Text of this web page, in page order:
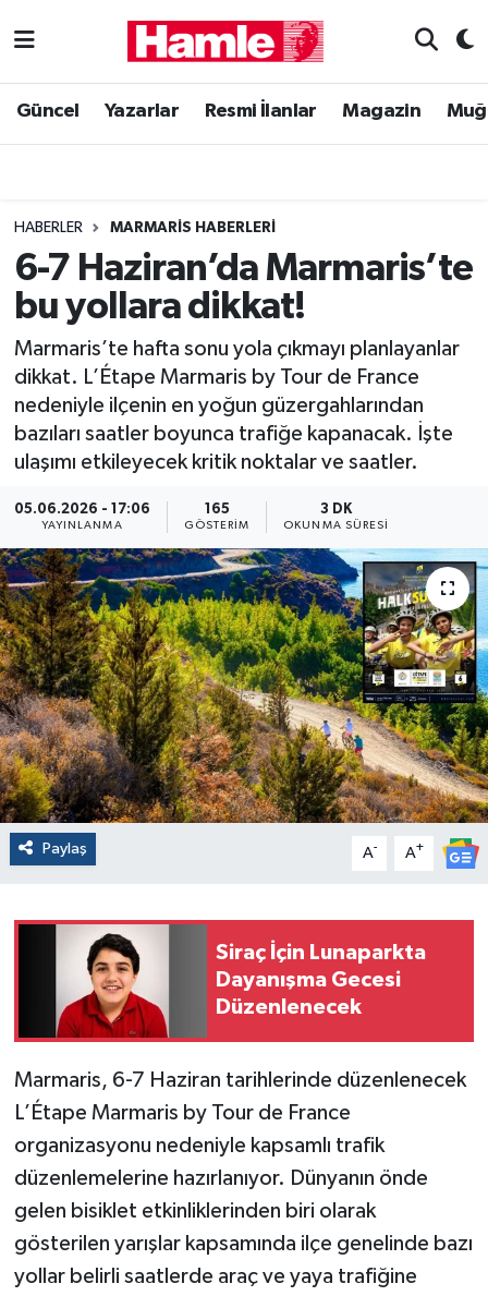
Güncel Yazarlar Resmi İlanlar Magazin
HABERLER MARMARIS HABERLERI
6-7 Haziran’da Marmaris’te
bu yollara dikkat!
Marmaris’te hafta sonu yola çıkmayı planlayanlar
dikkat. L’Étape Marmaris by Tour de France
nedeniyle ilçenin en yoğun güzergahlarından
bazıları saatler boyunca trafiğe kapanacak. İşte
ulaşımı etkileyecek kritik noktalar ve saatler.
05.06.2026 - 17:06
YAYINLANMA
165
GÖSTERIM
3 DK
OKUNMA SÜRESI
Paylaş A- A+
Siraç İçin Lunaparkta
Dayanışma Gecesi
Düzenlenecek
Marmaris, 6-7 Haziran tarihlerinde düzenlenecek
L’Étape Marmaris by Tour de France
organizasyonu nedeniyle kapsamlı trafik
düzenlemelerine hazırlanıyor. Dünyanın önde
gelen bisiklet etkinliklerinden biri olarak
gösterilen yarışlar kapsamında ilçe genelinde bazı
yollar belirli saatlerde araç ve yaya trafiğine
Güncel
Magazin
Muğla Haber
Siyaset
Muğla Nöbetçi Eczaneler
Muğla Trafik Yoğunluk Haritası
Süper Lig Puan Durumu ve Fikstür
Tüm Manşetler
Son Dakika Haberleri
Haber Arşivi